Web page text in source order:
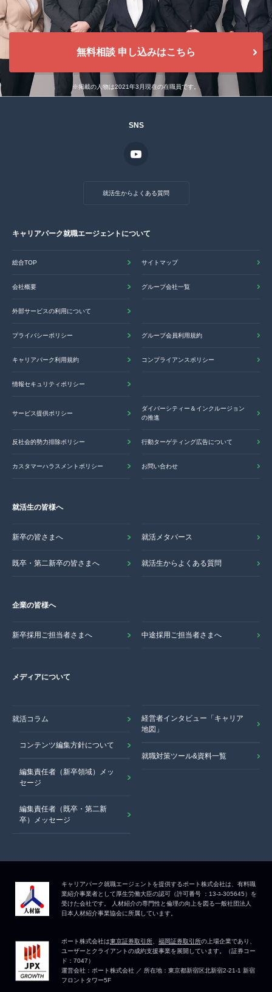
無料相談 申し込みはこちら
※掲載の人物は2021年3月現在の在職員です。
SNS
就活生からよくある質問
キャリアパーク就職エージェントについて
総合TOP サイトマップ
会社概要 グループ会社一覧
外部サービスの利用について
プライバシーポリシー グループ会員利用規約
キャリアパーク利用規約 コンプライアンスポリシー
情報セキュリティポリシー
サービス提供ポリシー
ダイバーシティー＆インクルージョン
の推進
反社会的勢力排除ポリシー 行動ターゲティング広告について
カスタマーハラスメントポリシー お問い合わせ
就活生の皆様へ
新卒の皆さまへ 就活メタバース
既卒・第二新卒の皆さまへ 就活生からよくある質問
企業の皆様へ
新卒採用ご担当者さまへ 中途採用ご担当者さまへ
メディアについて
就活コラム
コンテンツ編集方針について
編集責任者（新卒領域）メッ
セージ
編集責任者（既卒・第二新
卒）メッセージ
経営者インタビュー「キャリア
地図」
就職対策ツール&資料一覧